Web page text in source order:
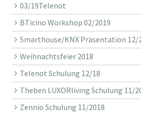
03/19Telenot
BTicino Workshop 02/2019
Smarthouse/KNX Präsentation 12/
Weihnachtsfeier 2018
Telenot Schulung 12/18
Theben LUXORliving Schulung 11/
Zennio Schulung 11/2018